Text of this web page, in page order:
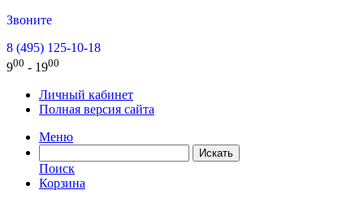
Звоните
8 (495) 125-10-18
900 - 1900
Личный кабинет
Полная версия сайта
Меню
Поиск
Корзина